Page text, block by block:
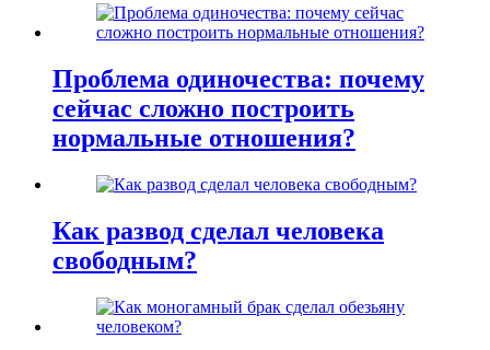
Проблема одиночества: почему
сейчас сложно построить
нормальные отношения?
Как развод сделал человека
свободным?